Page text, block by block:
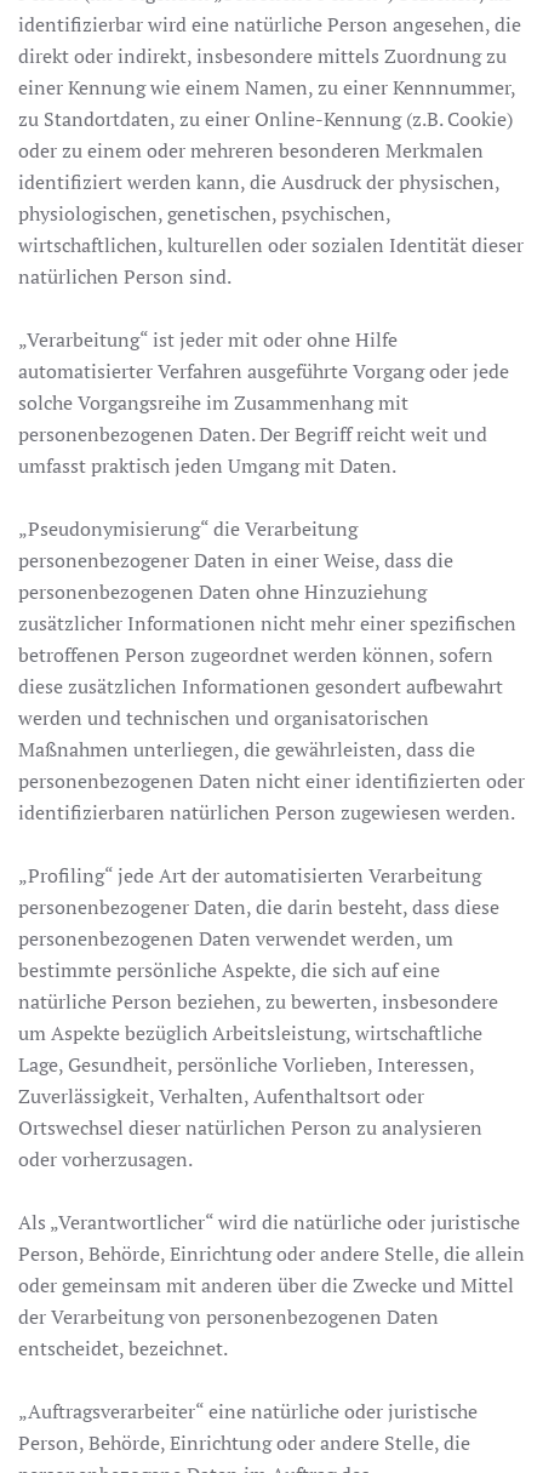
identifizierbar wird eine natürliche Person angesehen, die
direkt oder indirekt, insbesondere mittels Zuordnung zu
einer Kennung wie einem Namen, zu einer Kennnummer,
zu Standortdaten, zu einer Online-Kennung (z.B. Cookie)
oder zu einem oder mehreren besonderen Merkmalen
identifiziert werden kann, die Ausdruck der physischen,
physiologischen, genetischen, psychischen,
wirtschaftlichen, kulturellen oder sozialen Identität dieser
natürlichen Person sind.
„Verarbeitung“ ist jeder mit oder ohne Hilfe
automatisierter Verfahren ausgeführte Vorgang oder jede
solche Vorgangsreihe im Zusammenhang mit
personenbezogenen Daten. Der Begriff reicht weit und
umfasst praktisch jeden Umgang mit Daten.
„Pseudonymisierung“ die Verarbeitung
personenbezogener Daten in einer Weise, dass die
personenbezogenen Daten ohne Hinzuziehung
zusätzlicher Informationen nicht mehr einer spezifischen
betroffenen Person zugeordnet werden können, sofern
diese zusätzlichen Informationen gesondert aufbewahrt
werden und technischen und organisatorischen
Maßnahmen unterliegen, die gewährleisten, dass die
personenbezogenen Daten nicht einer identifizierten oder
identifizierbaren natürlichen Person zugewiesen werden.
„Profiling“ jede Art der automatisierten Verarbeitung
personenbezogener Daten, die darin besteht, dass diese
personenbezogenen Daten verwendet werden, um
bestimmte persönliche Aspekte, die sich auf eine
natürliche Person beziehen, zu bewerten, insbesondere
um Aspekte bezüglich Arbeitsleistung, wirtschaftliche
Lage, Gesundheit, persönliche Vorlieben, Interessen,
Zuverlässigkeit, Verhalten, Aufenthaltsort oder
Ortswechsel dieser natürlichen Person zu analysieren
oder vorherzusagen.
Als „Verantwortlicher“ wird die natürliche oder juristische
Person, Behörde, Einrichtung oder andere Stelle, die allein
oder gemeinsam mit anderen über die Zwecke und Mittel
der Verarbeitung von personenbezogenen Daten
entscheidet, bezeichnet.
„Auftragsverarbeiter“ eine natürliche oder juristische
Person, Behörde, Einrichtung oder andere Stelle, die